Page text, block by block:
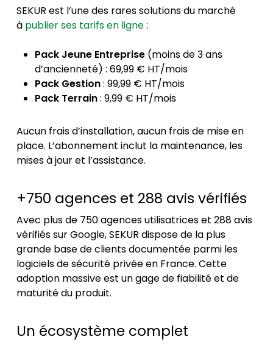
SEKUR est l’une des rares solutions du marché
à publier ses tarifs en ligne:
Pack Jeune Entreprise(moins de 3 ans
d’ancienneté) : 69,99 € HT/mois
Pack Gestion: 99,99 € HT/mois
Pack Terrain: 9,99 € HT/mois
Aucun frais d’installation, aucun frais de mise en
place. L’abonnement inclut la maintenance, les
mises à jour et l’assistance.
+750 agences et 288 avis vérifiés
Avec plus de 750 agences utilisatrices et 288 avis
vérifiés sur Google, SEKUR dispose de la plus
grande base de clients documentée parmi les
logiciels de sécurité privée en France. Cette
adoption massive est un gage de fiabilité et de
maturité du produit.
Un écosystème complet